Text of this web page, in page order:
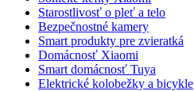
Starostlivosť o pleť a telo
Bezpečnostné kamery
Smart produkty pre zvieratká
Domácnosť Xiaomi
Smart domácnosť Tuya
Elektrické kolobežky a bicykle